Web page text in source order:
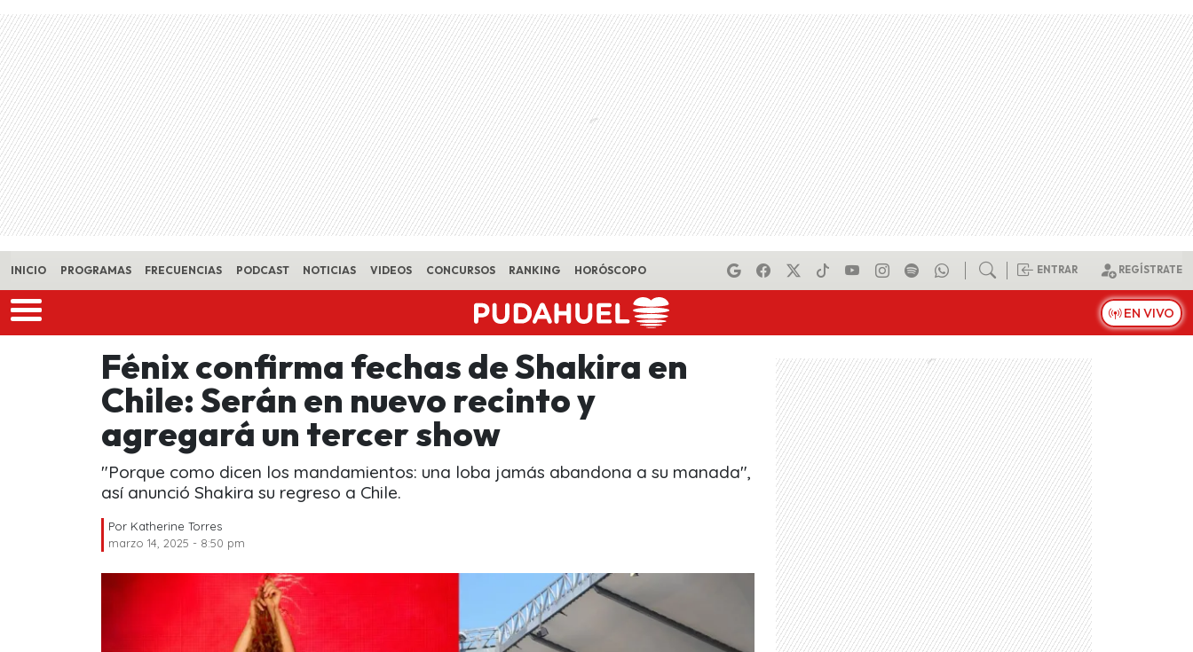
Skip to main content
INICIO PROGRAMAS FRECUENCIAS PODCAST NOTICIAS VIDEOS CONCURSOS RANKING HORÓSCOPO ENTRAR REGÍSTRATE
EN VIVO
Fénix confirma fechas de Shakira en
Chile: Serán en nuevo recinto y
agregará un tercer show
"Porque como dicen los mandamientos: una loba jamás abandona a su manada",
así anunció Shakira su regreso a Chile.
Por Katherine Torres
marzo 14, 2025 - 8:50 pm